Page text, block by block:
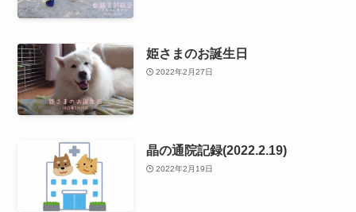
姫さまのお誕生日
2022年2月27日
晶の通院記録(2022.2.19)
2022年2月19日